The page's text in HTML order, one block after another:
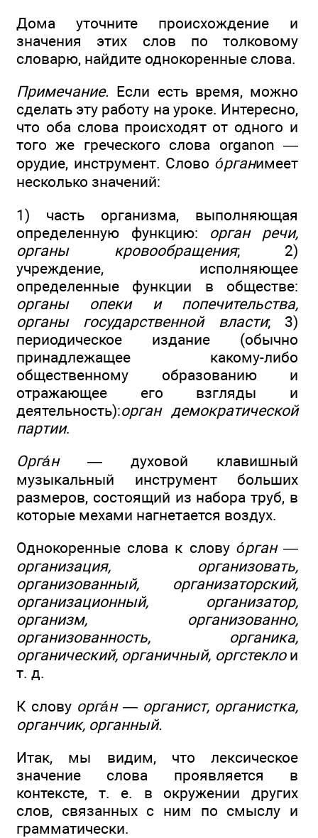
Дома уточните происхождение и
значения этих слов по толковому
словарю, найдите однокоренные слова.
Примечание. Если есть время, можно
сделать эту работу на уроке. Интересно,
что оба слова происходят от одного и
того же греческого слова organon —
орудие, инструмент. Слово о́рганимеет
несколько значений:
1) часть организма, выполняющая
определенную функцию: орган речи,
органы кровообращения; 2)
учреждение, исполняющее
определенные функции в обществе:
органы опеки и попечительства,
органы государственной власти; 3)
периодическое издание (обычно
принадлежащее какому-либо
общественному образованию и
отражающее его взгляды и
деятельность):орган демократической
партии.
Орга́н— духовой клавишный
музыкальный инструмент больших
размеров, состоящий из набора труб, в
которые мехами нагнетается воздух.
Однокоренные слова к слову о́рган—
организация, организовать,
организованный, организаторский,
организационный, организатор,
организм, организованно,
организованность, органика,
органический, органичный, оргстеклои
т. д.
К слову орга́н— органист, органистка,
органчик, органный.
Итак, мы видим, что лексическое
значение слова проявляется в
контексте, т. е. в окружении других
слов, связанных с ним по смыслу и
грамматически.